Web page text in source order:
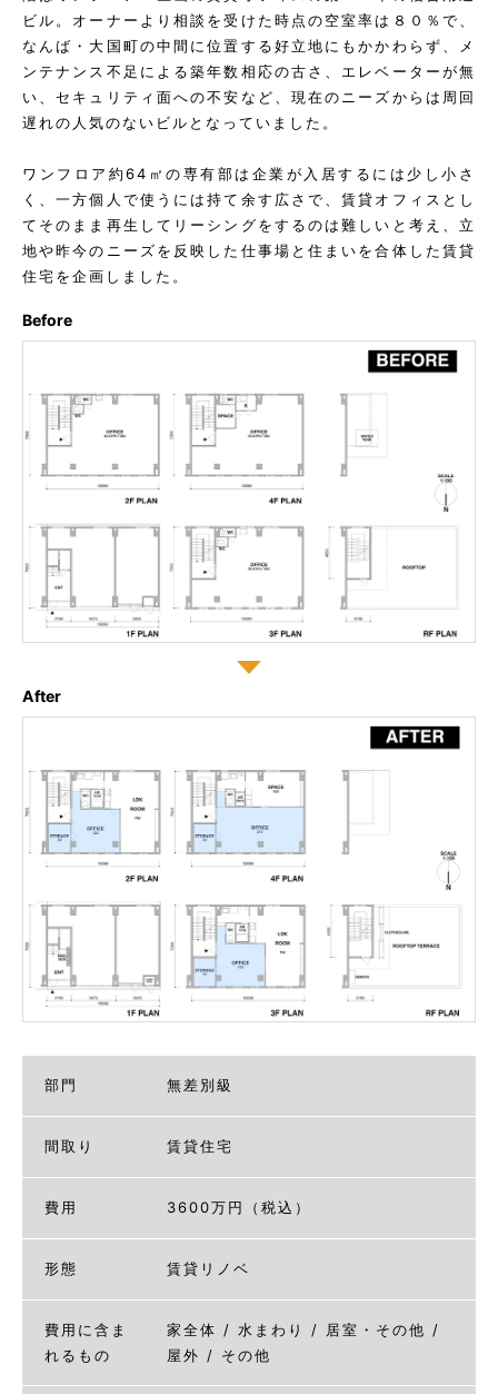
ビル。オーナーより相談を受けた時点の空室率は８０％で、
なんば・大国町の中間に位置する好立地にもかかわらず、メ
ンテナンス不足による築年数相応の古さ、エレベーターが無
い、セキュリティ面への不安など、現在のニーズからは周回
遅れの人気のないビルとなっていました。
ワンフロア約64㎡の専有部は企業が入居するには少し小さ
く、一方個人で使うには持て余す広さで、賃貸オフィスとし
てそのまま再生してリーシングをするのは難しいと考え、立
地や昨今のニーズを反映した仕事場と住まいを合体した賃貸
住宅を企画しました。
Before
After
部門 無差別級
間取り 賃貸住宅
費用 3600万円（税込）
形態 賃貸リノベ
費用に含ま
れるもの
家全体 / 水まわり / 居室・その他 /
屋外 / その他